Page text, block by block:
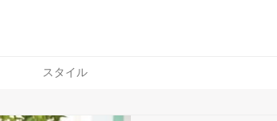
スタイル